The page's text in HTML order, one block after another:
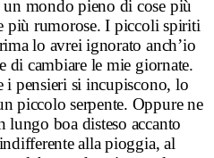
mondo pieno di cose più
più rumorose. I piccoli spiriti
lo avrei ignorato anch’io
di cambiare le mie giornate.
i pensieri si incupiscono, lo
piccolo serpente. Oppure ne
boa disteso accanto
alla pioggia, al